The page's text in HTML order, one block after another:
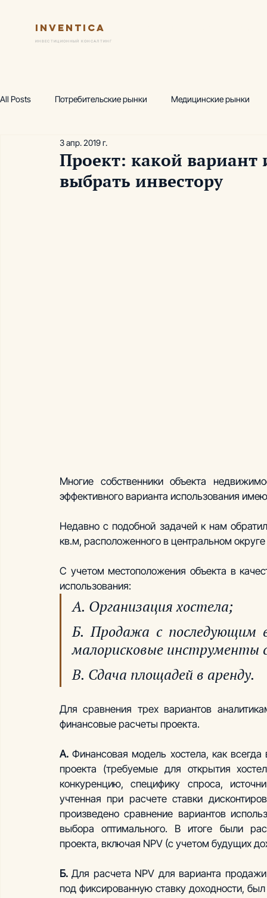
Inventica
ИНВЕСТИЦИОННЫЙ КОНСАЛТИНГ
All Posts Потребительские рынки Медицинские рынки
Финансовая модель
Проект: какой
выбрать инвестору
3 апр. 2019 г.
Многие собственники объекта
эффективного варианта использования
Недавно с подобной задачей к нам
кв.м, расположенного в центральном
С учетом местоположения объекта в
использования:
А. Организация хостела;
Б. Продажа с последующим
малорисковые инструменты
В. Сдача площадей в аренду.
Для сравнения трех вариантов
финансовые расчеты проекта.
А. Финансовая модель хостела, как
проекта (требуемые для открытия
конкуренцию, специфику спроса,
учтенная при расчете ставки
произведено сравнение вариантов
выбора оптимального. В итоге были
проекта, включая NPV (с учетом будущих
Б. Для расчета NPV для варианта
под фиксированную ставку доходности,